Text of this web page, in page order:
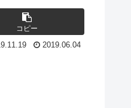
コピー
2019.06.04